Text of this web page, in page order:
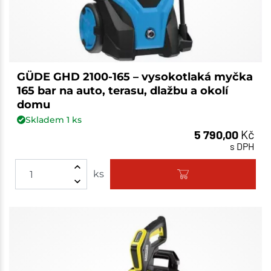
GÜDE GHD 2100-165 – vysokotlaká myčka
165 bar na auto, terasu, dlažbu a okolí
domu
Skladem 1 ks
5 790,00 Kč
s DPH
ks